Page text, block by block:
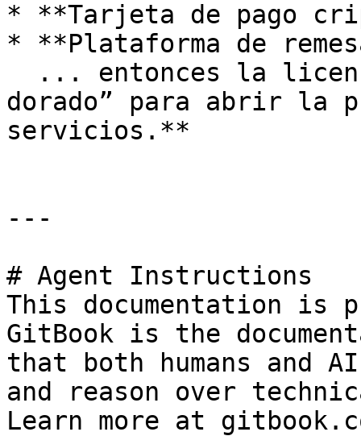
* **Tarjeta de pago
* **Plataforma de
dorado” para abrir la
servicios.**
---
# Agent Instructions
This documentation is
GitBook is the
that both humans and
and reason over
Learn more at